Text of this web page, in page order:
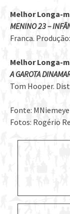
Melhor Longa-
MENINO 23 –
Franca.
Melhor Longa-
A GAROTA
Tom Hooper.
Fonte:
Fotos: Rogério